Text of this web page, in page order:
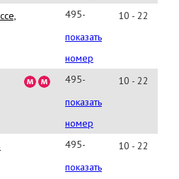
43
доб.2261
495-
775-
86-
76
показать
номер
10 - 22
495-
783-
50-
08
показать
номер
10 - 22
495-
642-
показать
10 - 22